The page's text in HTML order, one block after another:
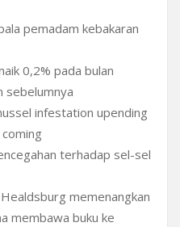
pemadam kebakaran
0,2% pada bulan
sebelumnya
infestation upending
terhadap sel-sel
memenangkan
membawa buku ke